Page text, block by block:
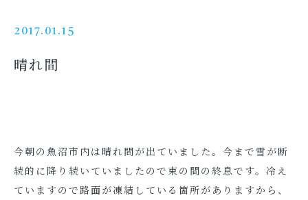
2017.01.15
晴れ間
今朝の魚沼市内は晴れ間が出ていました。今まで雪が断
続的に降り続いていましたので束の間の終息です。冷え
ていますので路面が凍結している箇所がありますから、